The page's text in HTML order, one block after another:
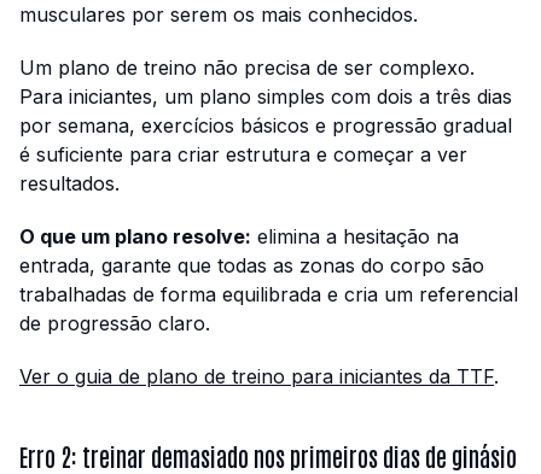
musculares por serem os mais conhecidos.
Um plano de treino não precisa de ser complexo.
Para iniciantes, um plano simples com dois a três dias
por semana, exercícios básicos e progressão gradual
é suficiente para criar estrutura e começar a ver
resultados.
O que um plano resolve: elimina a hesitação na
entrada, garante que todas as zonas do corpo são
trabalhadas de forma equilibrada e cria um referencial
de progressão claro.
Ver o guia de plano de treino para iniciantes da TTF.
Erro 2: treinar demasiado nos primeiros dias de ginásio